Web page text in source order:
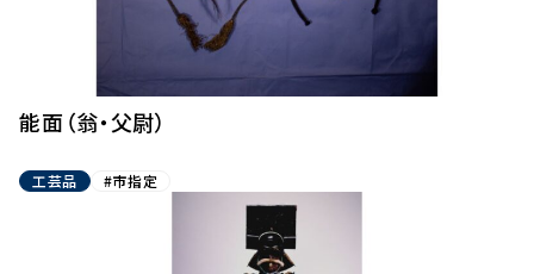
能面（翁・父尉）
工芸品 #市指定